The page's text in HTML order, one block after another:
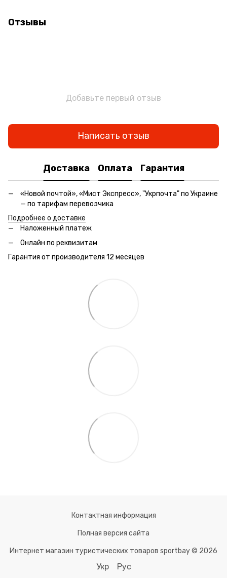
Отзывы
Добавьте первый отзыв
Написать отзыв
Доставка Оплата Гарантия
«Новой почтой», «Мист Экспресс», "Укрпочта" по Украине
— по тарифам перевозчика
Подробнее о доставке
Наложенный платеж
Онлайн по реквизитам
Гарантия от производителя 12 месяцев
Контактная информация
Полная версия сайта
Интернет магазин туристических товаров sportbay © 2026
Укр Рус